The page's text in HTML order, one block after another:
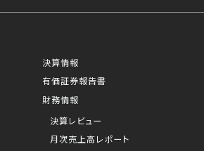
決算情報
有価証券報告書
財務情報
決算レビュー
月次売上高レポート